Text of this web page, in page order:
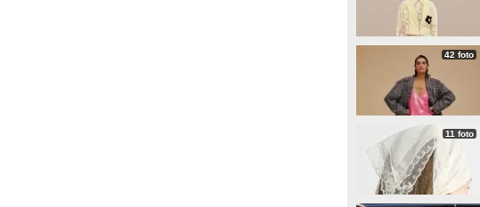
42 foto
11 foto